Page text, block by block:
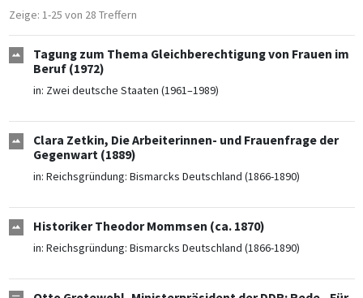
Zeige: 1-25 von 28 Treffern
Tagung zum Thema Gleichberechtigung von Frauen im
Beruf (1972)
in: Zwei deutsche Staaten (1961–1989)
Clara Zetkin, Die Arbeiterinnen- und Frauenfrage der
Gegenwart (1889)
in: Reichsgründung: Bismarcks Deutschland (1866-1890)
Historiker Theodor Mommsen (ca. 1870)
in: Reichsgründung: Bismarcks Deutschland (1866-1890)